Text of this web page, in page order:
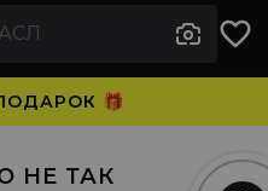
🎁
НЕ ТАК